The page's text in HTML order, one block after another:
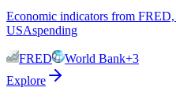
Economic indicators from
USAspending
FRED World Bank+3
Explore